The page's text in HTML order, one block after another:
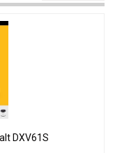
DXV61S